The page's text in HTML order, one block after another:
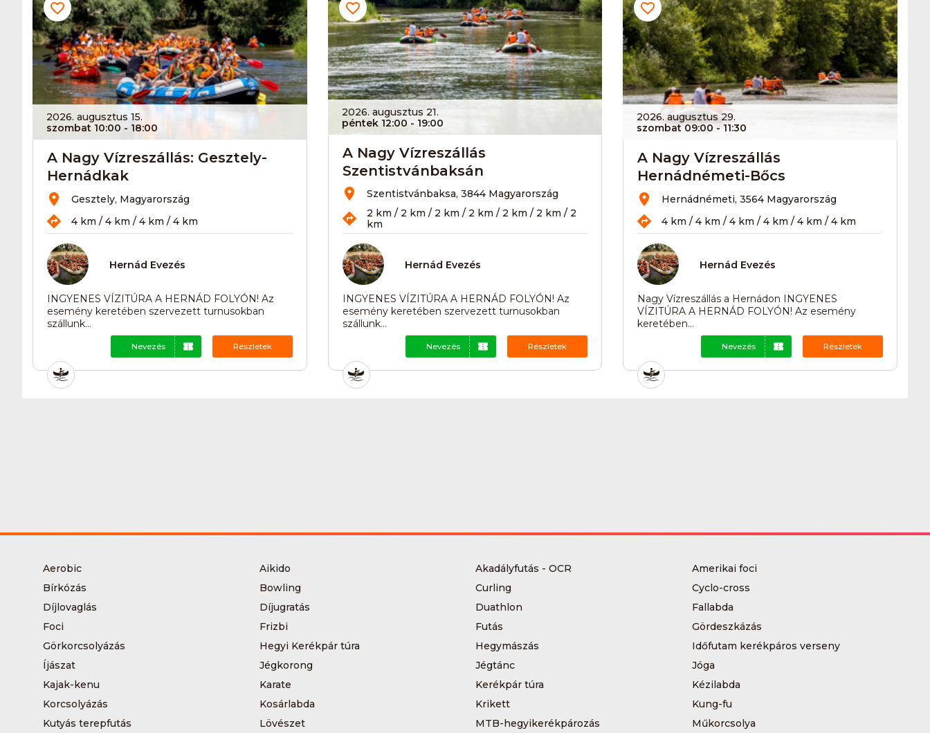
2026. augusztus 15.
szombat 10:00 - 18:00
A Nagy Vízreszállás: Gesztely-
Hernádkak
Gesztely, Magyarország
4 km / 4 km / 4 km / 4 km
Hernád Evezés
INGYENES VÍZITÚRA A HERNÁD FOLYÓN! Az
esemény keretében szervezett turnusokban
szállunk...
Nevezés Részletek
2026. augusztus 21.
péntek 12:00 - 19:00
A Nagy Vízreszállás
Szentistvánbaksán
Szentistvánbaksa, 3844 Magyarország
2 km / 2 km / 2 km / 2 km / 2 km / 2 km / 2
km
Hernád Evezés
INGYENES VÍZITÚRA A HERNÁD FOLYÓN! Az
esemény keretében szervezett turnusokban
szállunk...
Nevezés Részletek
2026. augusztus 29.
szombat 09:00 - 11:30
A Nagy Vízreszállás
Hernádnémeti-Bőcs
Hernádnémeti, 3564 Magyarország
4 km / 4 km / 4 km / 4 km / 4 km / 4 km
Hernád Evezés
Nagy Vízreszállás a Hernádon INGYENES
VÍZITÚRA A HERNÁD FOLYÓN! Az esemény
keretében...
Nevezés Részletek
Aerobic Aikido Akadályfutás - OCR
Amerikai foci
Bírkózás
Bowling Curling
Cyclo-cross
Díjlovaglás
Díjugratás Duathlon
Fallabda
Foci
Frizbi Futás
Gördeszkázás
Görkorcsolyázás
Hegyi Kerékpár túra Hegymászás
Időfutam kerékpáros verseny
Íjászat
Jégkorong Jégtánc
Jóga
Kajak-kenu
Karate Kerékpár túra
Kézilabda
Korcsolyázás
Kosárlabda Krikett
Kung-fu
Kutyás terepfutás
Lövészet MTB-hegyikerékpározás Műkorcsolya